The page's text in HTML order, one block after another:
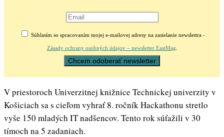
Súhlasím so spracovaním mojej e-mailovej adresy na zasielanie newslettra -
Zásady ochrany osobných údajov – newsletter EastMag
V priestoroch Univerzitnej knižnice Technickej univerzity v
Košiciach sa s cieľom vyhrať 8. ročník Hackathonu stretlo
vyše 150 mladých IT nadšencov. Tento rok súťažili v 30
tímoch na 5 zadaniach.